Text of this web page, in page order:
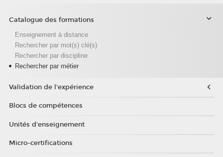
Catalogue des formations
Enseignement à distance
Rechercher par mot(s) clé(s)
Rechercher par discipline
Rechercher par métier
Validation de l'expérience
Blocs de compétences
Unités d'enseignement
Micro-certifications